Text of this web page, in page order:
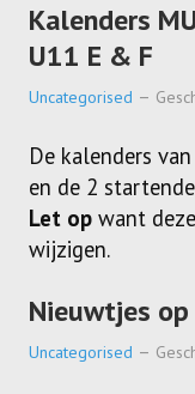
Kalenders
U11 E & F
Uncategorised
De kalenders
en de 2
Let op want
wijzigen.
Nieuwtjes
Uncategorised